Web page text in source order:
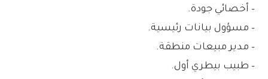
– أخصائي جودة.
– مسؤول بيانات رئيسية.
– مدير مبيعات منطقة.
– طبيب بيطري أول.